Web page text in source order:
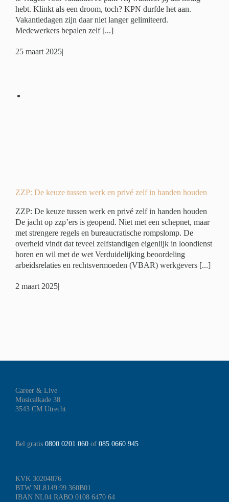
hebt. Klinkt als een droom, toch? KPN durfde het aan.
Vakantiedagen zijn daar niet langer gelimiteerd.
Medewerkers bepalen zelf [...]
25 maart 2025|
ZZP: De keuze tussen werk en privé zelf in handen houden
ZZP: De keuze tussen werk en privé zelf in handen houden
De jacht op zzp’ers is geopend. Niet met een schepnet, maar
met strengere regels en bureaucratische rompslomp. De
overheid vindt dat teveel zelfstandigen eigenlijk in loondienst
horen en wil met de wet Verduidelijking beoordeling
arbeidsrelaties en rechtsvermoeden (VBAR) werkgevers [...]
2 maart 2025|
Career & Live
Musicalkade 38
3543 CM Utrecht
Bel gratis 0800 0201 060 of 085 0660 945
KVK 30204876
BTW NL8149.99.360B01
IBAN NL04 RABO 0108 6470 64